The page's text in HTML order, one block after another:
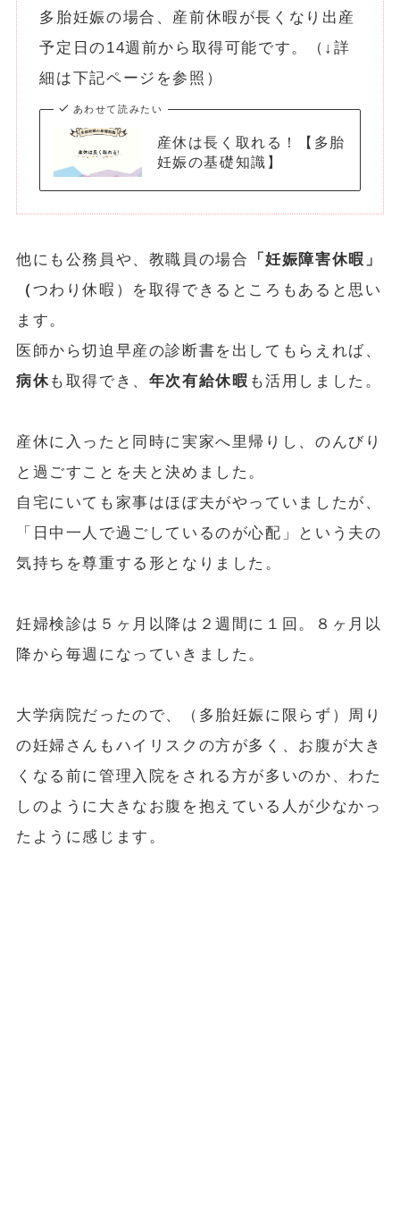
多胎妊娠の場合、産前休暇が長くなり出産
予定日の14週前から取得可能です。（↓詳
細は下記ページを参照）
あわせて読みたい
産休は長く取れる！【多胎
妊娠の基礎知識】
他にも公務員や、教職員の場合
「妊娠障害休暇」
（ つわり休暇）を取得できるところもあると思い
ます。
医師から切迫早産の診断書を出してもらえれば、
病休も取得でき、 年次有給休暇 も活用しました。
産休に入ったと同時に実家へ里帰りし、のんびり
と過ごすことを夫と決めました。
自宅にいても家事はほぼ夫がやっていましたが、
「日中一人で過ごしているのが心配」という夫の
気持ちを尊重する形となりました。
妊婦検診は５ヶ月以降は２週間に１回。８ヶ月以
降から毎週になっていきました。
大学病院だったので、（多胎妊娠に限らず）周り
の妊婦さんもハイリスクの方が多く、お腹が大き
くなる前に管理入院をされる方が多いのか、わた
しのように大きなお腹を抱えている人が少なかっ
たように感じます。